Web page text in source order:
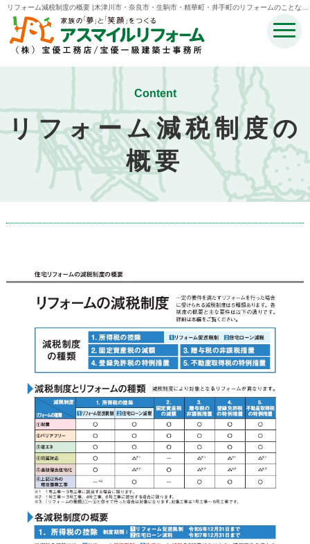
リフォーム減税制度の概要 |木津川市・奈良市・生駒市・精華町・井手町のリフォームのことなら
宝優工務店アスマイルリフォーム
Content
リフォーム減税制度の
概要